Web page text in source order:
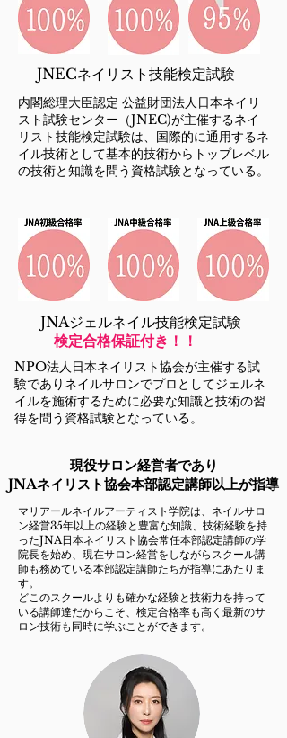
​JNECネイリスト技能検定試験
内閣総理大臣認定 公益財団法人日本ネイリ
スト試験センター（JNEC)が主催するネイ
リスト技能検定試験は、国際的に通用するネ
イル技術として基本的技術からトップレベル
の技術と知識を問う資格試験となっている。
​JNAジェルネイル技能検定試験
​検定合格保証付き！！
​NPO法人日本ネイリスト協会が主催する試
験でありネイルサロンでプロとしてジェルネ
イルを施術するために必要な知識と技術の習
得を問う資格試験となっている。
現役サロン経営者であり
JNAネイリスト協会本部認定講師以上が指導
マリアールネイルアーティスト学院は、ネイルサロ
ン経営35年以上の経験と豊富な知識、技術経験を持
ったJNA日本ネイリスト協会常任本部認定講師の学
院長を始め、現在サロン経営をしながらスクール講
師も務めている本部認定講師たちが指導にあたりま
す。
どこのスクールよりも確かな経験と技術力を持って
いる講師達だからこそ、検定合格率も高く最新のサ
ロン技術も同時に学ぶことができます。